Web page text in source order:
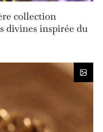
collection
divines inspirée du